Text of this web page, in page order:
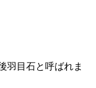
羽目石と呼ばれま